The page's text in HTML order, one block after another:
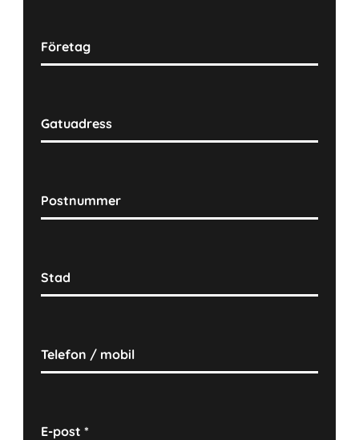
Företag
Gatuadress
Postnummer
Stad
Telefon / mobil
E-post*